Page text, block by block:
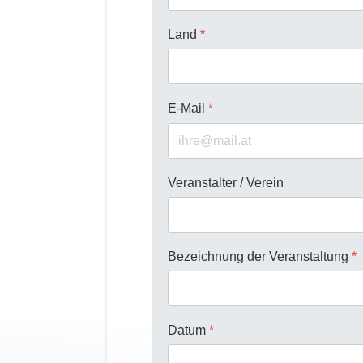
Land *
E-Mail *
Veranstalter / Verein
Bezeichnung der Veranstaltung *
Datum *